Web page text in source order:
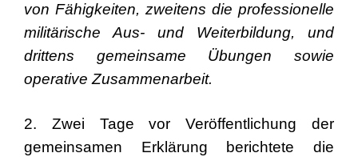
von Fähigkeiten, zweitens die professionelle
militärische Aus- und Weiterbildung, und
drittens gemeinsame Übungen sowie
operative Zusammenarbeit.
2. Zwei Tage vor Veröffentlichung der
gemeinsamen Erklärung berichtete die